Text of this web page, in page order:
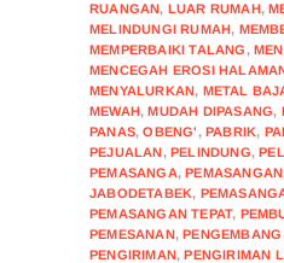
RUANGAN, LUAR RUMAH,
MELINDUNGI RUMAH,
MEMPERBAIKI TALANG ,
MENCEGAH EROSI
MENYALURKAN, METAL
MEWAH,MUDAH DIPASANG,
PANAS,OBENG' ,PABRIK,
PEJUALAN,PELINDUNG,
PEMASANGA,PEMASANGAN
JABODETABEK,
PEMASANGAN TEPAT,
PEMESANAN,PENGEMBANG
PENGIRIMAN,PENGIRIMAN